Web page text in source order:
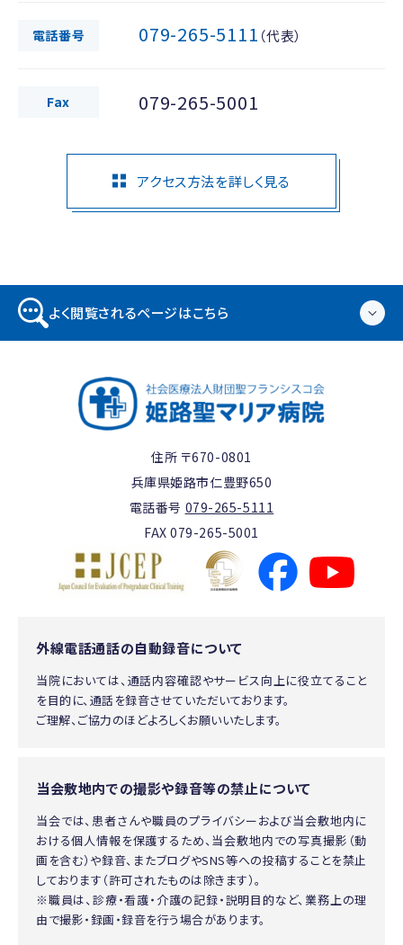
電話番号 079-265-5111 （代表）
Fax 079-265-5001
アクセス方法を詳しく見る
よく閲覧されるページはこちら
住所 〒670-0801
兵庫県姫路市仁豊野650
電話番号 079-265-5111
FAX 079-265-5001
外線電話通話の自動録音について
当院においては、通話内容確認やサービス向上に役立てること
を目的に、通話を録音させていただいております。
ご理解、ご協力のほどよろしくお願いいたします。
当会敷地内での撮影や録音等の禁止について
当会では、患者さんや職員のプライバシーおよび当会敷地内に
おける個人情報を保護するため、当会敷地内での写真撮影（動
画を含む）や録音、またブログやSNS等への投稿することを禁止
しております（許可されたものは除きます）。
※職員は、診療・看護・介護の記録・説明目的など、業務上の理
由で撮影・録画・録音を行う場合があります。